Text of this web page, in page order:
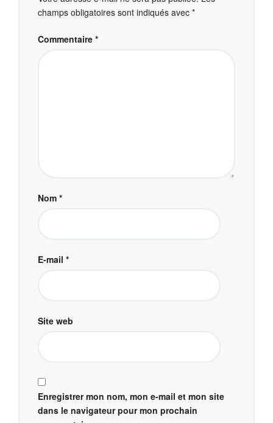
champs obligatoires sont indiqués avec *
Commentaire *
Nom *
E-mail *
Site web
Enregistrer mon nom, mon e-mail et mon site
dans le navigateur pour mon prochain